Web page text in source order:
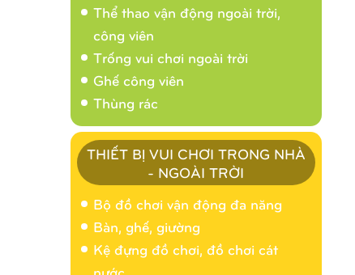
Thể thao vận động ngoài trời,
công viên
Trống vui chơi ngoài trời
Ghế công viên
Thùng rác
THIẾT BỊ VUI CHƠI TRONG NHÀ
- NGOÀI TRỜI
Bộ đồ chơi vận động đa năng
Bàn, ghế, giường
Kệ đựng đồ chơi, đồ chơi cát